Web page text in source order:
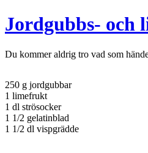
Jordgubbs- och
Du kommer aldrig tro vad som
250 g jordgubbar
1 limefrukt
1 dl strösocker
1 1/2 gelatinblad
1 1/2 dl vispgrädde